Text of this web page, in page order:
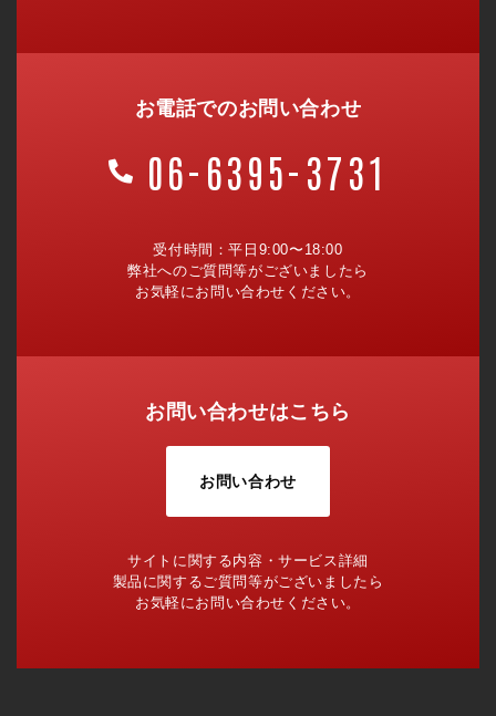
お電話でのお問い合わせ
06-6395-3731
受付時間：平日9:00〜18:00
弊社へのご質問等がございましたら
お気軽にお問い合わせください。
お問い合わせはこちら
お問い合わせ
サイトに関する内容・サービス詳細
製品に関するご質問等がございましたら
お気軽にお問い合わせください。